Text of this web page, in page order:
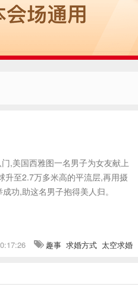
,美国西雅图一名男子为女友献上
升至2.7万多米高的平流层,再用摄
功,助这名男子抱得美人归。
趣事 求婚方式 太空求婚